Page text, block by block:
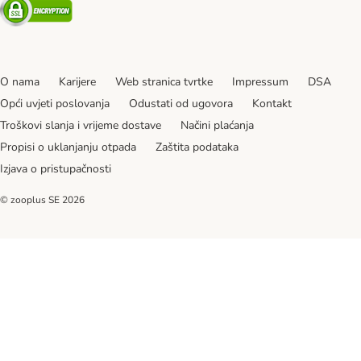
O nama Karijere Web stranica tvrtke Impressum
DSA
Opći uvjeti poslovanja
Odustati od ugovora
Kontakt
Troškovi slanja i vrijeme dostave
Načini plaćanja
Propisi o uklanjanju otpada
Zaštita podataka
Izjava o pristupačnosti
© zooplus SE 2026